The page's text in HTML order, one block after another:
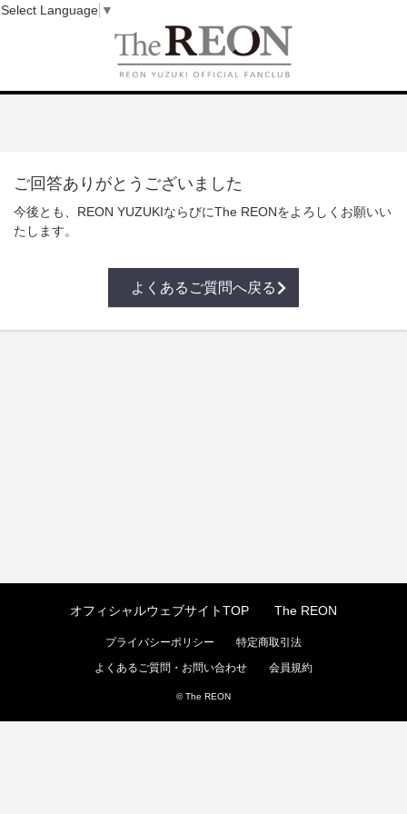
ご回答ありがとうございました
今後とも、REON YUZUKIならびにThe REONをよろしくお願いい
たします。
よくあるご質問へ戻る
オフィシャルウェブサイトTOP The REON
プライバシーポリシー
特定商取引法
よくあるご質問・お問い合わせ
会員規約
© The REON
Select Language ▼